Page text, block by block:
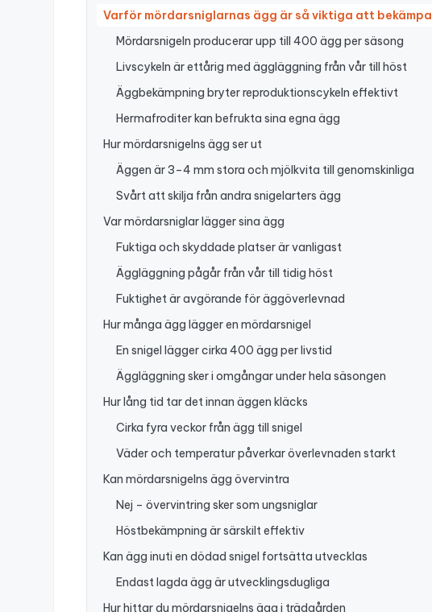
Varför mördarsniglarnas ägg är så viktiga att bekämpa
Mördarsnigeln producerar upp till 400 ägg per säsong
Livscykeln är ettårig med äggläggning från vår till höst
Äggbekämpning bryter reproduktionscykeln effektivt
Hermafroditer kan befrukta sina egna ägg
Hur mördarsnigelns ägg ser ut
Äggen är 3–4 mm stora och mjölkvita till genomskinliga
Svårt att skilja från andra snigelarters ägg
Var mördarsniglar lägger sina ägg
Fuktiga och skyddade platser är vanligast
Äggläggning pågår från vår till tidig höst
Fuktighet är avgörande för äggöverlevnad
Hur många ägg lägger en mördarsnigel
En snigel lägger cirka 400 ägg per livstid
Äggläggning sker i omgångar under hela säsongen
Hur lång tid tar det innan äggen kläcks
Cirka fyra veckor från ägg till snigel
Väder och temperatur påverkar överlevnaden starkt
Kan mördarsnigelns ägg övervintra
Nej – övervintring sker som ungsniglar
Höstbekämpning är särskilt effektiv
Kan ägg inuti en dödad snigel fortsätta utvecklas
Endast lagda ägg är utvecklingsdugliga
Hur hittar du mördarsnigelns ägg i trädgården